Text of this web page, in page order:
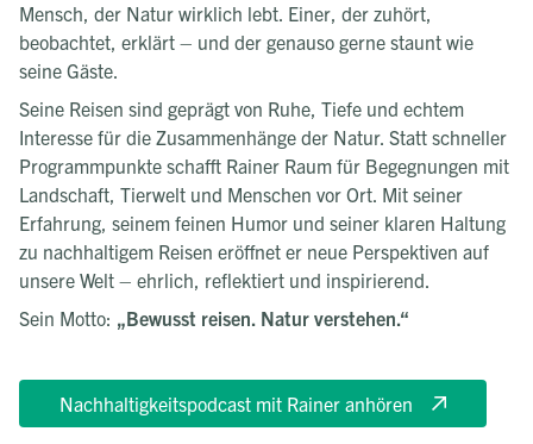
Mensch, der Natur wirklich lebt. Einer, der zuhört,
beobachtet, erklärt – und der genauso gerne staunt wie
seine Gäste.
Seine Reisen sind geprägt von Ruhe, Tiefe und echtem
Interesse für die Zusammenhänge der Natur. Statt schneller
Programmpunkte schafft Rainer Raum für Begegnungen mit
Landschaft, Tierwelt und Menschen vor Ort. Mit seiner
Erfahrung, seinem feinen Humor und seiner klaren Haltung
zu nachhaltigem Reisen eröffnet er neue Perspektiven auf
unsere Welt – ehrlich, reflektiert und inspirierend.
Sein Motto: „Bewusst reisen. Natur verstehen.“
Nachhaltigkeitspodcast mit Rainer anhören